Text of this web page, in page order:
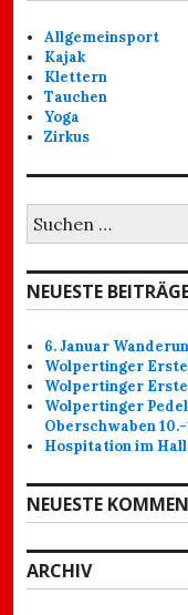
Allgemeinsport
Kajak
Klettern
Tauchen
Yoga
Zirkus
nach:
NEUESTE
6. Januar
Wolpertinger
Wolpertinger
Wolpertinger
Oberschwaben
Hospitation im
NEUESTE
ARCHIV